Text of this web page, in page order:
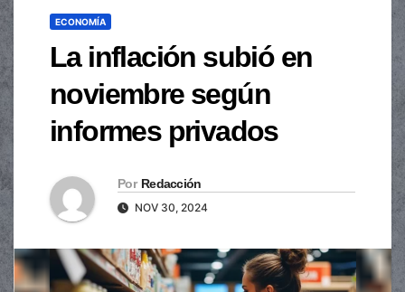
ECONOMÍA
La inflación subió en
noviembre según
informes privados
Por Redacción
NOV 30, 2024